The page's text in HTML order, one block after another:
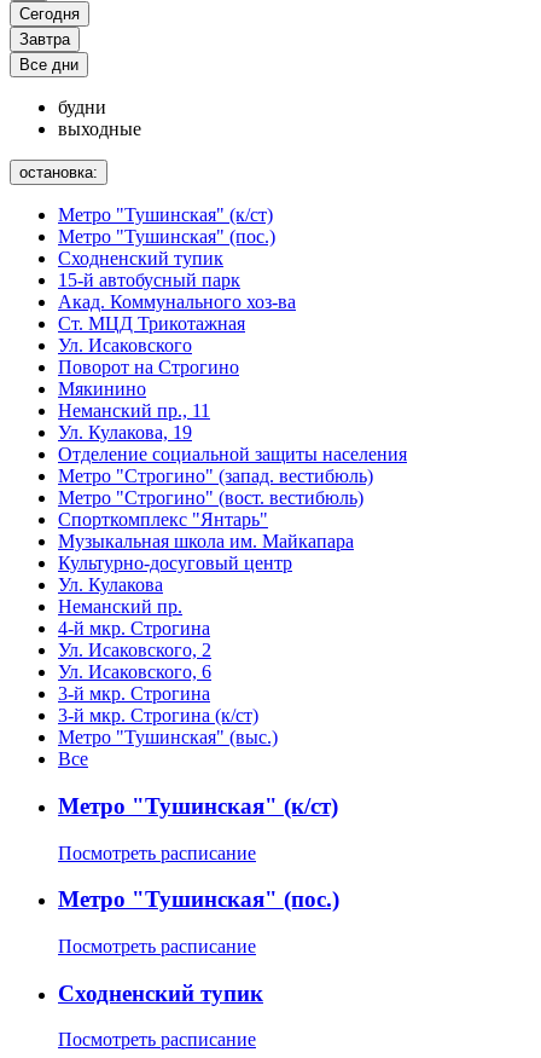
Сегодня
Завтра
Все дни
будни
выходные
остановка:
Метро "Тушинская" (к/ст)
Метро "Тушинская" (пос.)
Сходненский тупик
15-й автобусный парк
Акад. Коммунального хоз-ва
Ст. МЦД Трикотажная
Ул. Исаковского
Поворот на Строгино
Мякинино
Неманский пр., 11
Ул. Кулакова, 19
Отделение социальной защиты населения
Метро "Строгино" (запад. вестибюль)
Метро "Строгино" (вост. вестибюль)
Спорткомплекс "Янтарь"
Музыкальная школа им. Майкапара
Культурно-досуговый центр
Ул. Кулакова
Неманский пр.
4-й мкр. Строгина
Ул. Исаковского, 2
Ул. Исаковского, 6
3-й мкр. Строгина
3-й мкр. Строгина (к/ст)
Метро "Тушинская" (выс.)
Все
Метро "Тушинская" (к/ст)
Посмотреть расписание
Метро "Тушинская" (пос.)
Посмотреть расписание
Сходненский тупик
Посмотреть расписание